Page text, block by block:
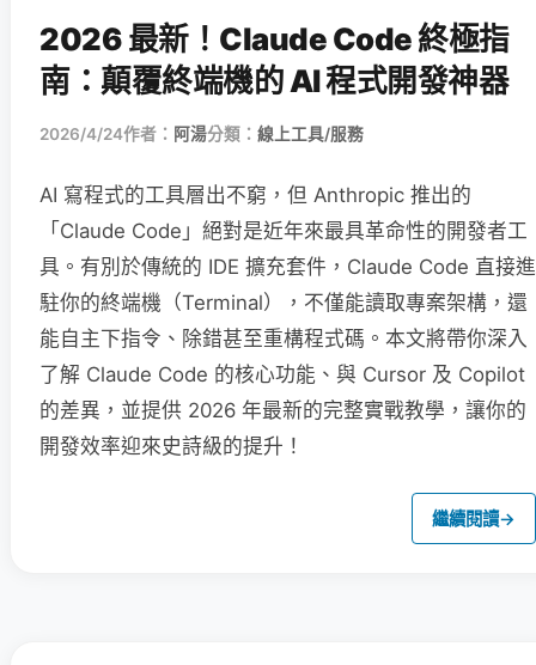
2026 最新！Claude Code 終極指
南：顛覆終端機的 AI 程式開發神器
2026/4/24作者： 阿湯分類： 線上工具/服務
AI 寫程式的工具層出不窮，但 Anthropic 推出的
「Claude Code」絕對是近年來最具革命性的開發者工
具。有別於傳統的 IDE 擴充套件，Claude Code 直接進
駐你的終端機（Terminal），不僅能讀取專案架構，還
能自主下指令、除錯甚至重構程式碼。本文將帶你深入
了解 Claude Code 的核心功能、與 Cursor 及 Copilot
的差異，並提供 2026 年最新的完整實戰教學，讓你的
開發效率迎來史詩級的提升！
繼續閱讀→